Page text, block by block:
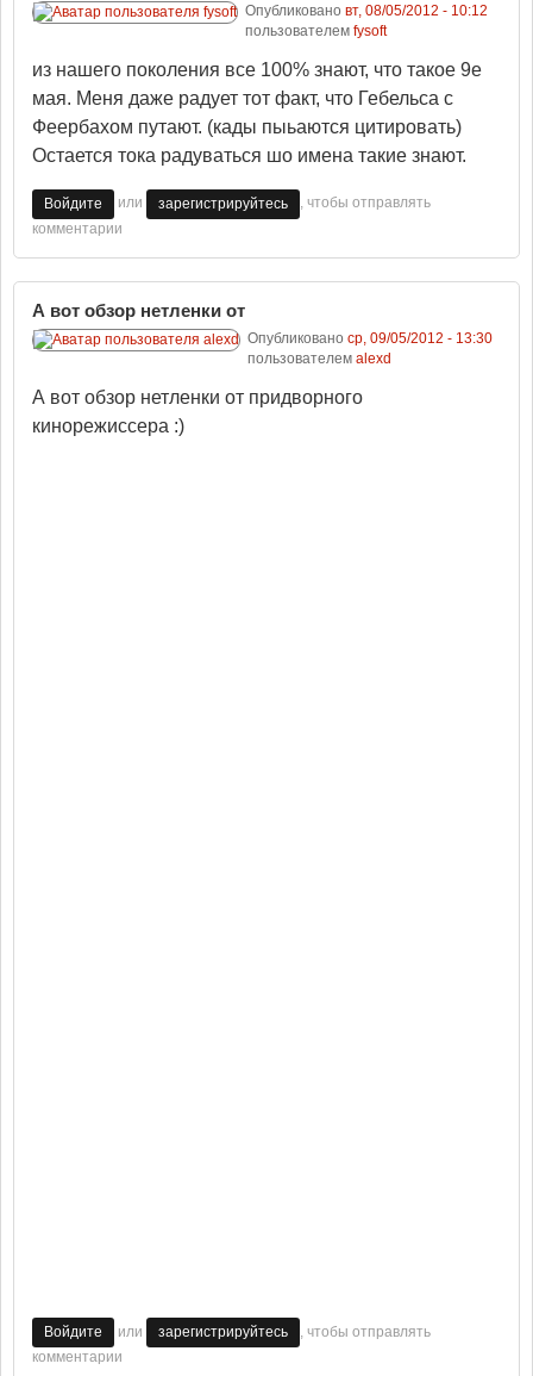
Опубликовано вт, 08/05/2012 - 10:12
пользователем fysoft
из нашего поколения все 100% знают, что такое 9е
мая. Меня даже радует тот факт, что Гебельса с
Феербахом путают. (кады пыьаются цитировать)
Остается тока радуваться шо имена такие знают.
Войдите или зарегистрируйтесь
, чтобы отправлять
комментарии
А вот обзор нетленки от
Опубликовано ср, 09/05/2012 - 13:30
пользователем alexd
А вот обзор нетленки от придворного
кинорежиссера :)
Войдите или зарегистрируйтесь
, чтобы отправлять
комментарии